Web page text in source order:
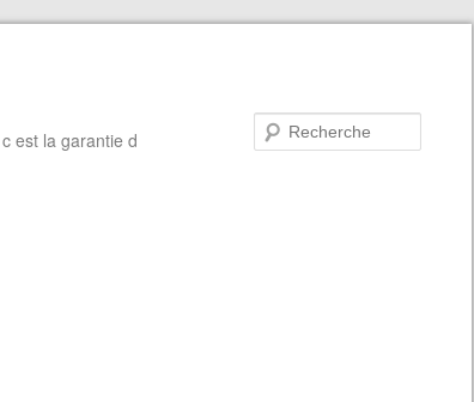
est la garantie d